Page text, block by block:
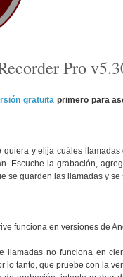
Pro
gratuitaprimero para
y elija cuáles
Escuche la grabación,
se guarden las llamadas y
funciona en versiones de
llamadas no funciona en
lo tanto, que pruebe con la